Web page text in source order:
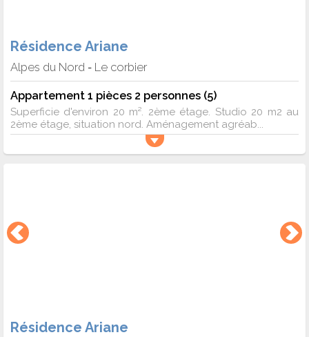
Résidence Ariane
Alpes du Nord - Le corbier
Appartement 1 pièces 2 personnes (5)
Superficie d'environ 20 m². 2ème étage. Studio 20 m2 au
2ème étage, situation nord. Aménagement agréab...
Résidence Ariane